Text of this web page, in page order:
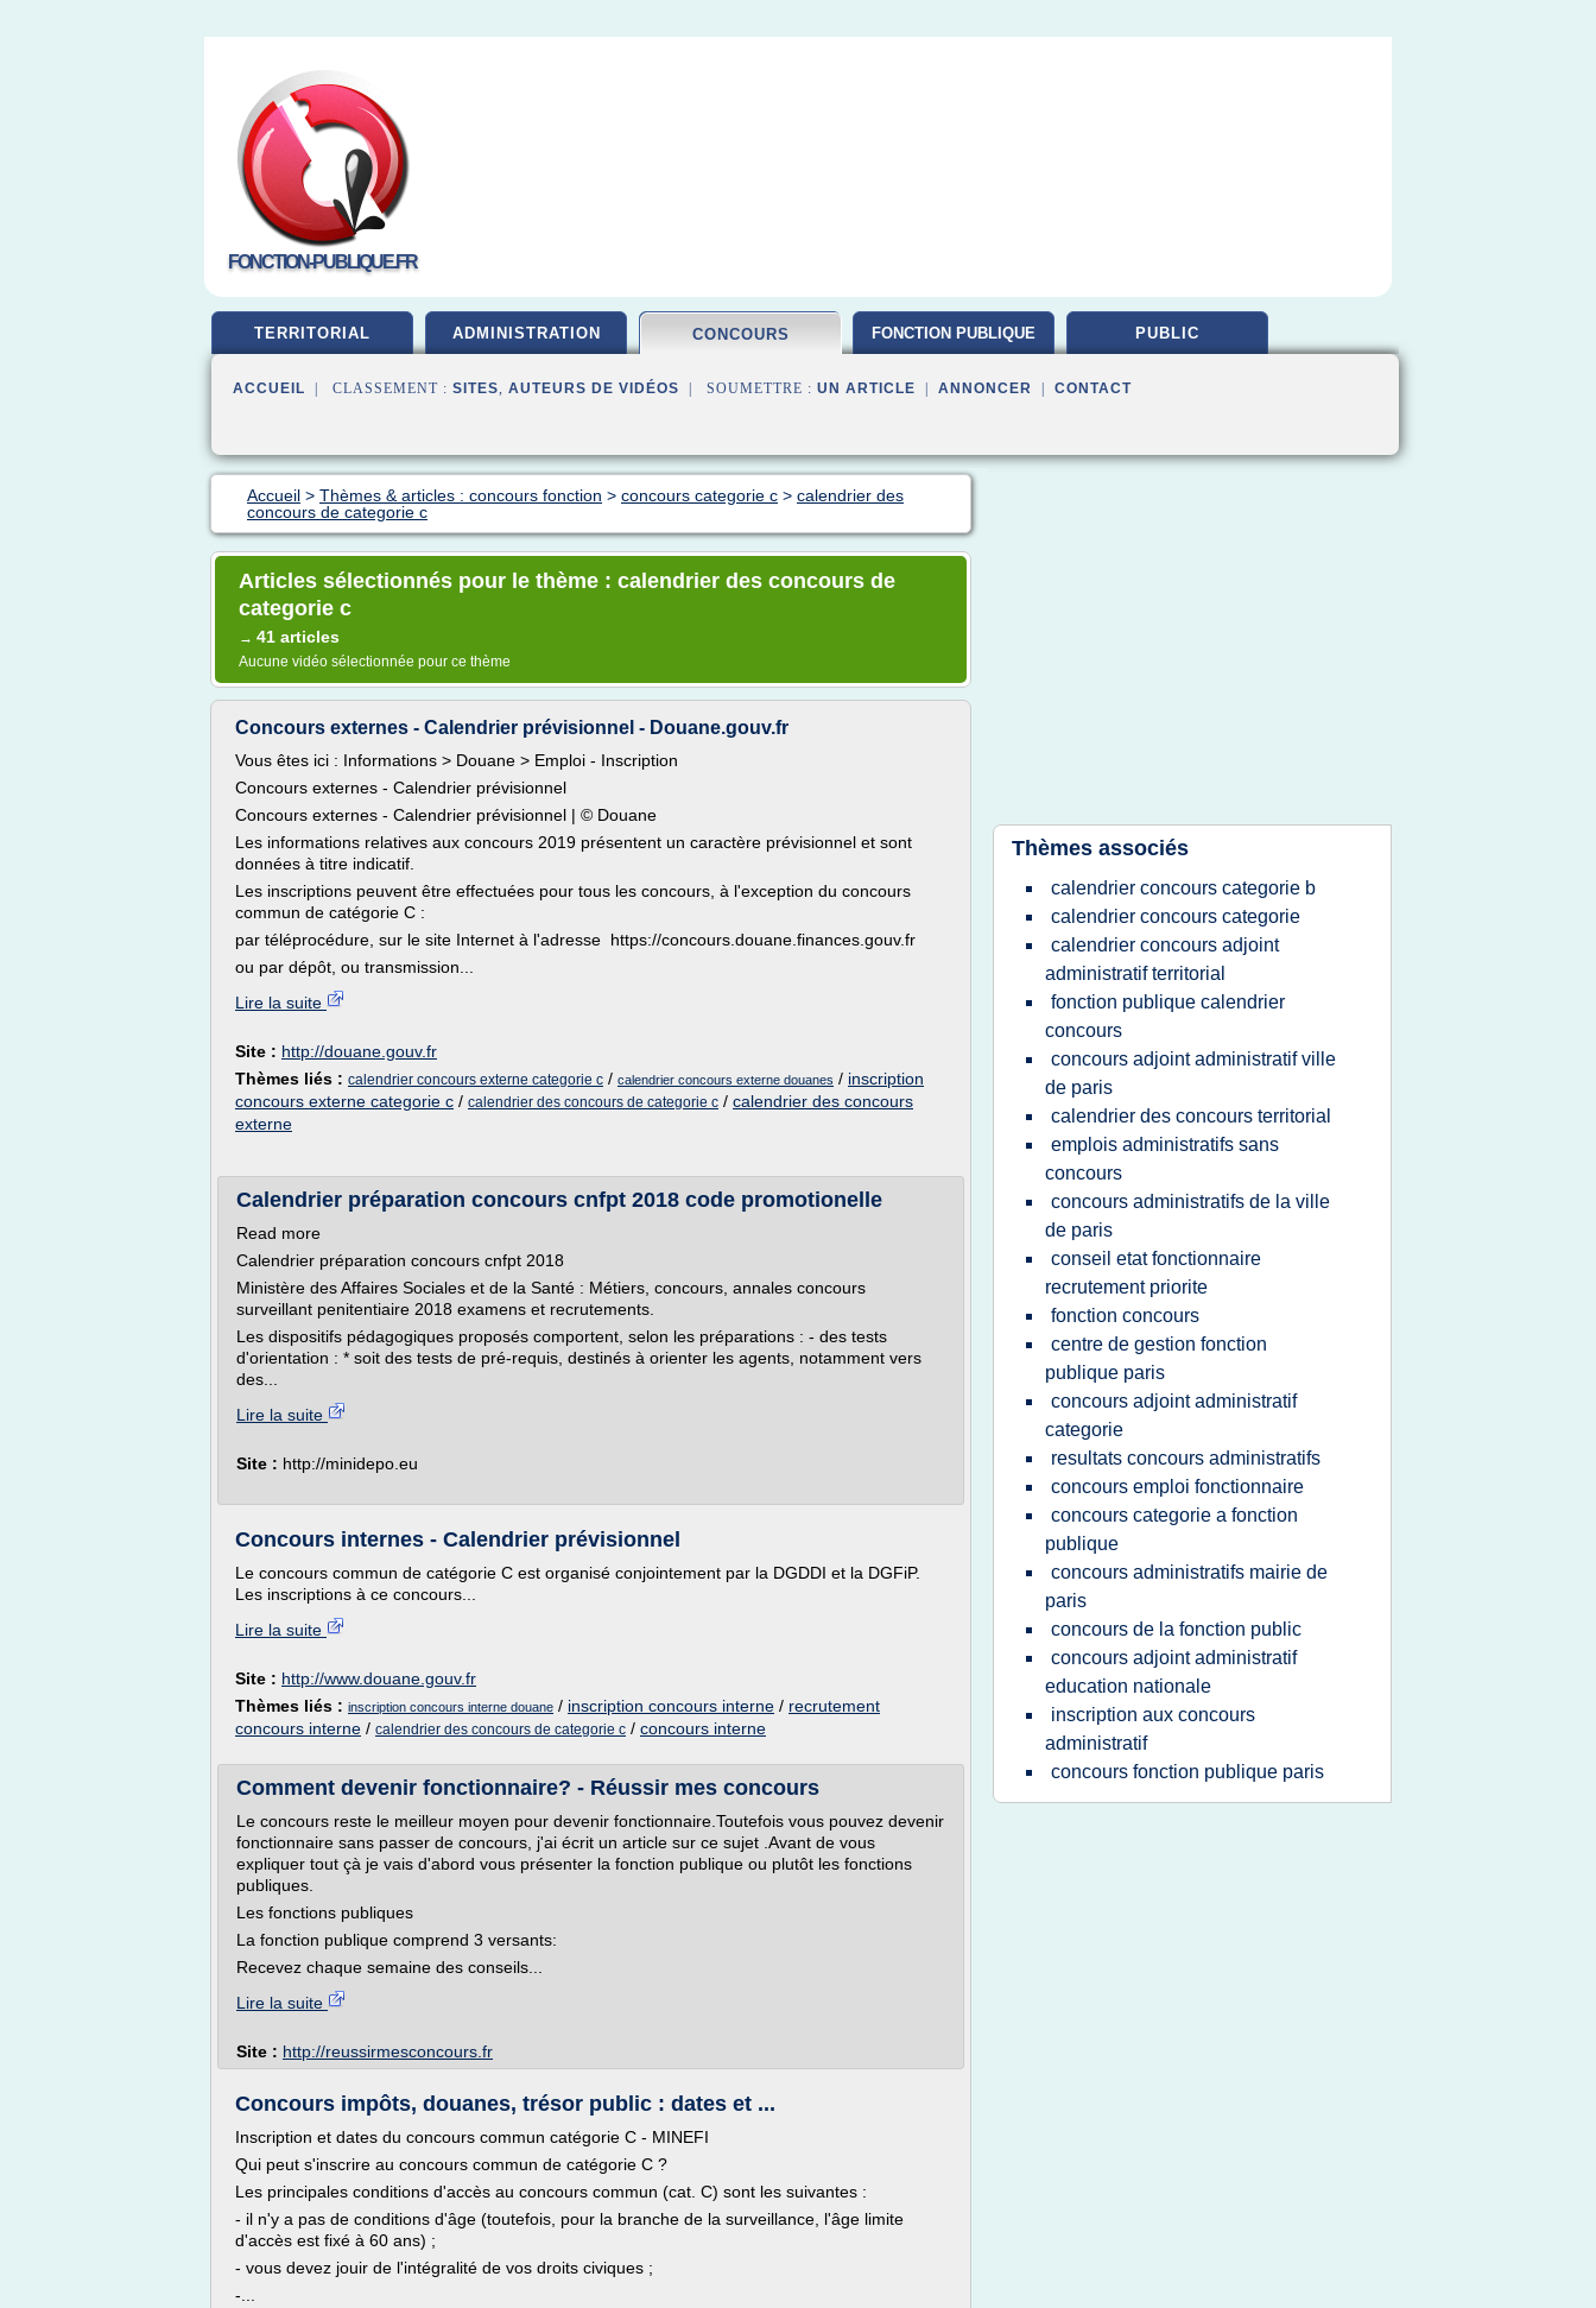
FONCTION-PUBLIQUE.FR
TERRITORIAL ADMINISTRATION CONCOURS FONCTION PUBLIQUE PUBLIC
ACCUEIL | CLASSEMENT : SITES, AUTEURS DE VIDÉOS | SOUMETTRE : UN ARTICLE ANNONCER CONTACT
Accueil > Thèmes & articles : concours fonction > concours categorie c > calendrier des
concours de categorie c
Articles sélectionnés pour le thème : calendrier des concours de
categorie c
→ 41 articles
Aucune vidéo sélectionnée pour ce thème
Concours externes - Calendrier prévisionnel - Douane.gouv.fr
Vous êtes ici : Informations > Douane > Emploi - Inscription
Concours externes - Calendrier prévisionnel
Concours externes - Calendrier prévisionnel | © Douane
Les informations relatives aux concours 2019 présentent un caractère prévisionnel et sont
données à titre indicatif.
Les inscriptions peuvent être effectuées pour tous les concours, à l'exception du concours
commun de catégorie C :
par téléprocédure, sur le site Internet à l'adresse https://concours.douane.finances.gouv.fr
ou par dépôt, ou transmission...
Lire la suite
Site : http://douane.gouv.fr
Thèmes liés : calendrier concours externe categorie c / calendrier concours externe douanes / inscription
concours externe categorie c / calendrier des concours de categorie c / calendrier des concours
externe
Calendrier préparation concours cnfpt 2018 code promotionelle
Read more
Calendrier préparation concours cnfpt 2018
Ministère des Affaires Sociales et de la Santé : Métiers, concours, annales concours
surveillant penitentiaire 2018 examens et recrutements.
Les dispositifs pédagogiques proposés comportent, selon les préparations : - des tests
d'orientation : * soit des tests de pré-requis, destinés à orienter les agents, notamment vers
des...
Lire la suite
Site : http://minidepo.eu
Concours internes - Calendrier prévisionnel
Le concours commun de catégorie C est organisé conjointement par la DGDDI et la DGFiP.
Les inscriptions à ce concours...
Lire la suite
Site : http://www.douane.gouv.fr
Thèmes liés : inscription concours interne douane / inscription concours interne / recrutement
concours interne / calendrier des concours de categorie c / concours interne
Comment devenir fonctionnaire? - Réussir mes concours
Le concours reste le meilleur moyen pour devenir fonctionnaire.Toutefois vous pouvez devenir
fonctionnaire sans passer de concours, j'ai écrit un article sur ce sujet .Avant de vous
expliquer tout çà je vais d'abord vous présenter la fonction publique ou plutôt les fonctions
publiques.
Les fonctions publiques
La fonction publique comprend 3 versants:
Recevez chaque semaine des conseils...
Lire la suite
Site : http://reussirmesconcours.fr
Concours impôts, douanes, trésor public : dates et ...
Inscription et dates du concours commun catégorie C - MINEFI
Qui peut s'inscrire au concours commun de catégorie C ?
Les principales conditions d'accès au concours commun (cat. C) sont les suivantes :
- il n'y a pas de conditions d'âge (toutefois, pour la branche de la surveillance, l'âge limite
d'accès est fixé à 60 ans) ;
- vous devez jouir de l'intégralité de vos droits civiques ;
-...
Thèmes associés
calendrier concours categorie b
calendrier concours categorie
calendrier concours adjoint
administratif territorial
fonction publique calendrier
concours
concours adjoint administratif ville
de paris
calendrier des concours territorial
emplois administratifs sans
concours
concours administratifs de la ville
de paris
conseil etat fonctionnaire
recrutement priorite
fonction concours
centre de gestion fonction
publique paris
concours adjoint administratif
categorie
resultats concours administratifs
concours emploi fonctionnaire
concours categorie a fonction
publique
concours administratifs mairie de
paris
concours de la fonction public
concours adjoint administratif
education nationale
inscription aux concours
administratif
concours fonction publique paris